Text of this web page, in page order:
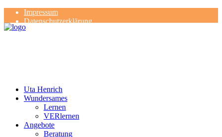
Impressum
Datenschutzerklärung
Kontakt
Uta Henrich
Wundersames
Lernen
VERlernen
Angebote
Beratung